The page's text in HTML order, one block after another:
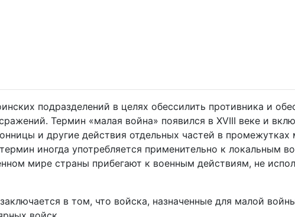
подразделений в целях обессилить противника и
Термин «малая война» появился в XVIII веке и
и другие действия отдельных частей в
иногда употребляется применительно к локальным
мире страны прибегают к военным действиям, не
в том, что войска, назначенные для малой